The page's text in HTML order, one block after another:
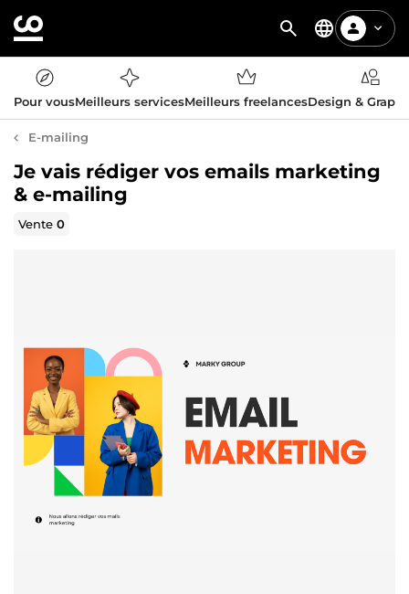
Pour vousMeilleurs servicesMeilleurs freelancesDesign &
E-mailing
Je vais rédiger vos emails marketing
& e-mailing
Vente0